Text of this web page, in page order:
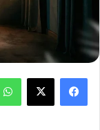
فيسبوك ‫X